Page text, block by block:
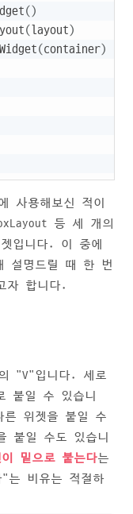
()
(layout)
(container)
사용해보신 적이
등 세 개의
입니다. 이 중에
설명드릴 때 한 번
자 합니다.
"V"입니다. 세로
붙일 수 있습니
른 위젯을 붙일 수
붙일 수도 있습니
밑으로 붙는다는
는 비유는 적절하